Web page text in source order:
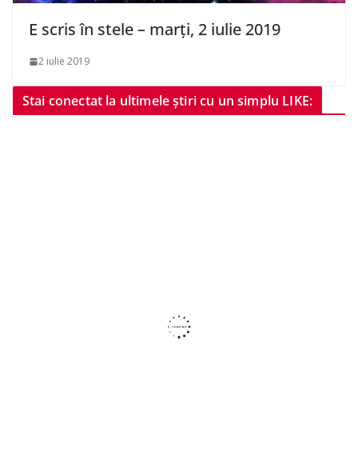
E scris în stele – marți, 2 iulie 2019
2 iulie 2019
Stai conectat la ultimele știri cu un simplu LIKE: